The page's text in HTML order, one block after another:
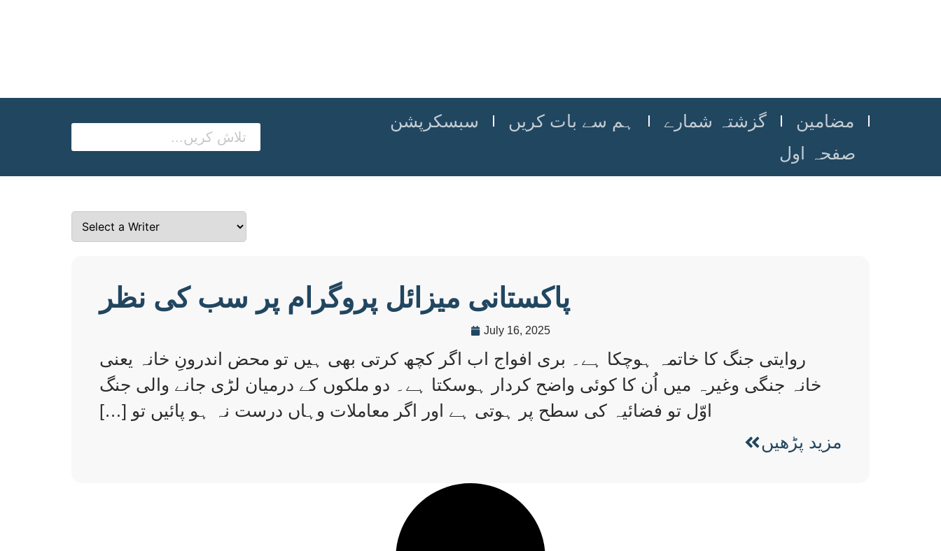
سبسکرپشن ہم سے بات کریں گزشتہ شمارے
مضامین
صفحہ اول
پاکستانی میزائل پروگرام پر سب کی نظر
July 16, 2025
روایتی جنگ کا خاتمہ ہوچکا ہے۔ بری افواج اب اگر کچھ کرتی بھی ہیں تو محض اندرونِ خانہ یعنی
خانہ جنگی وغیرہ میں اُن کا کوئی واضح کردار ہوسکتا ہے۔ دو ملکوں کے درمیان لڑی جانے والی جنگ
اوّل تو فضائیہ کی سطح پر ہوتی ہے اور اگر معاملات وہاں درست نہ ہو پائیں تو […]
مزید پڑھیں